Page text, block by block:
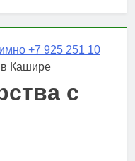
+7 925 251 10
в Кашире
с